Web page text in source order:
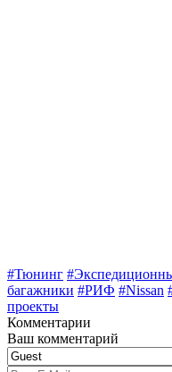
#Тюнинг
багажники #РИФ #Nissan
проекты
Комментарии
Ваш комментарий